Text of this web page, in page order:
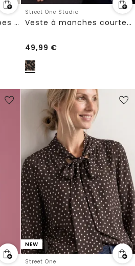
Pantalon fluide à jambes larges en matière Silk-Touch
Street One Studio
Veste à manches courtes en maille avec imprimé
49,99 €
NEW
Street One